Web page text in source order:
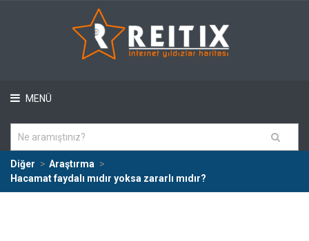
MENÜ
Diğer
Araştırma
Hacamat faydalı mıdır yoksa zararlı mıdır?